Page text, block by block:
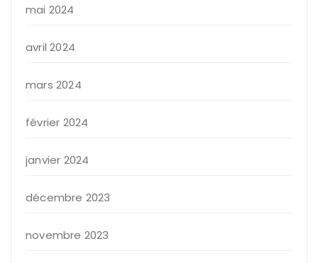
mai 2024
avril 2024
mars 2024
février 2024
janvier 2024
décembre 2023
novembre 2023